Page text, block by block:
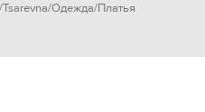
Tsarevna Одежда Платья